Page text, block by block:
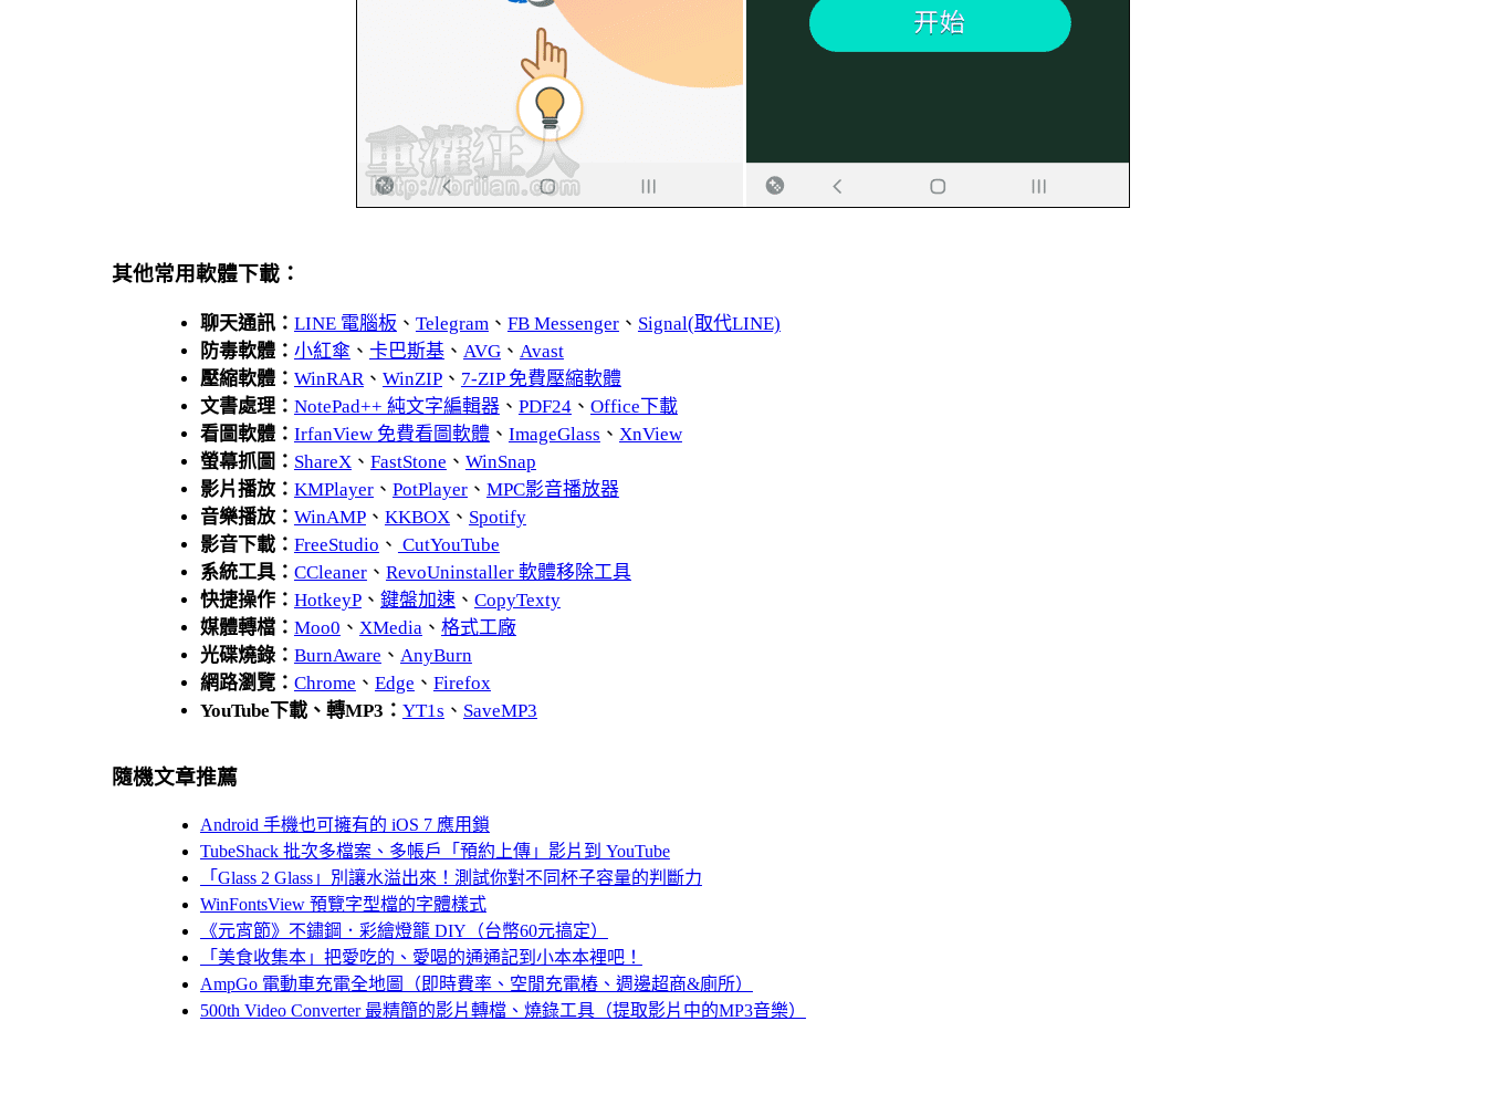
其他常用軟體下載：
聊天通訊： LINE 電腦板 、 Telegram、 FB Messenger、 Signal(取代LINE)
防毒軟體： 小紅傘 、 卡巴斯基、 AVG、 Avast
壓縮軟體： WinRAR、 WinZIP、 7-ZIP 免費壓縮軟體
文書處理： NotePad++ 純文字編輯器、 PDF24、 Office下載
看圖軟體： IrfanView 免費看圖軟體、 ImageGlass 、 XnView
螢幕抓圖： ShareX、 FastStone 、 WinSnap
影片播放： KMPlayer、 PotPlayer、 MPC影音播放器
音樂播放： WinAMP、 KKBOX、 Spotify
影音下載： FreeStudio 、 CutYouTube
系統工具： CCleaner、 RevoUninstaller 軟體移除工具
快捷操作： HotkeyP、 鍵盤加速、 CopyTexty
媒體轉檔： Moo0 、 XMedia、 格式工廠
光碟燒錄： BurnAware 、 AnyBurn
網路瀏覽： Chrome 、 Edge 、 Firefox
YouTube下載、轉MP3： YT1s 、 SaveMP3
隨機文章推薦
Android 手機也可擁有的 iOS 7 應用鎖
TubeShack 批次多檔案、多帳戶「預約上傳」影片到 YouTube
「Glass 2 Glass」別讓水溢出來！測試你對不同杯子容量的判斷力
WinFontsView 預覽字型檔的字體樣式
《元宵節》不鏽鋼．彩繪燈籠 DIY（台幣60元搞定）
「美食收集本」把愛吃的、愛喝的通通記到小本本裡吧！
AmpGo 電動車充電全地圖（即時費率、空閒充電樁、週邊超商&廁所）
500th Video Converter 最精簡的影片轉檔、燒錄工具（提取影片中的MP3音樂）